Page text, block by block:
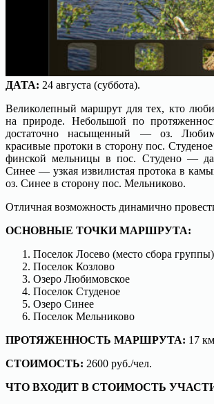
ДАТА: 24 августа (суббота).
Великолепный маршрут для тех, кто
на природе. Небольшой по
достаточно насыщенный — оз.
красивые протоки в сторону пос.
финской мельницы в пос. Студено —
Синее — узкая извилистая протока в
оз. Синее в сторону пос. Мельниково.
Отличная возможность динамично
ОСНОВНЫЕ ТОЧКИ МАРШРУТА:
Поселок Лосево (место сбора группы)
Поселок Козлово
Озеро Любимовское
Поселок Студеное
Озеро Синее
Поселок Мельниково
ПРОТЯЖЕННОСТЬ МАРШРУТА: 17
СТОИМОСТЬ: 2600 руб./чел.
ЧТО ВХОДИТ В СТОИМОСТЬ